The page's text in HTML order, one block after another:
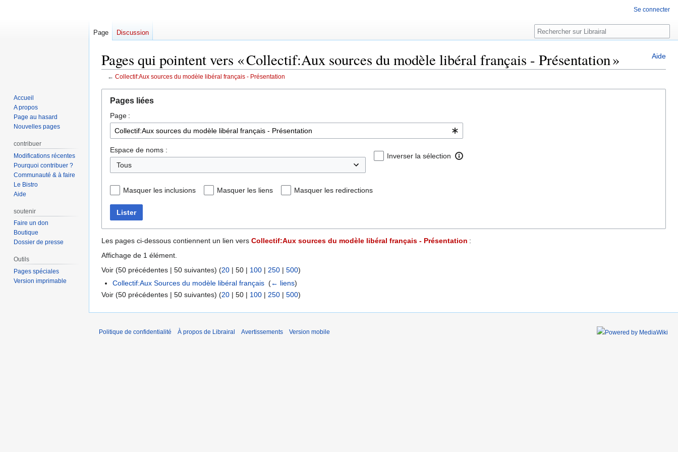
Aide
Pages qui pointent vers « Collectif:Aux sources du modèle libéral français - Présentation »
← Collectif:Aux sources du modèle libéral français - Présentation
navigation
recherche
Pages liées
Page :
Espace de noms :
Inverser la sélection
Masquer les inclusions Masquer les liens Masquer les redirections
Lister
Les pages ci-dessous contiennent un lien vers Collectif:Aux sources du modèle libéral français - Présentation :
Affichage de 1 élément.
Voir (50 précédentes | 50 suivantes) (20 | 50 | 100 | 250 | 500)
Collectif:Aux Sources du modèle libéral français ‎(← liens)
Voir (50 précédentes | 50 suivantes) (20 | 50 | 100 | 250 | 500)
Se connecter
Page Discussion Rechercher
Accueil
A propos
Page au hasard
Nouvelles pages
contribuer
Modifications récentes
Pourquoi contribuer ?
Communauté & à faire
Le Bistro
Aide
soutenir
Faire un don
Boutique
Dossier de presse
Outils
Pages spéciales
Version imprimable
Politique de confidentialité À propos de Librairal Avertissements Version mobile